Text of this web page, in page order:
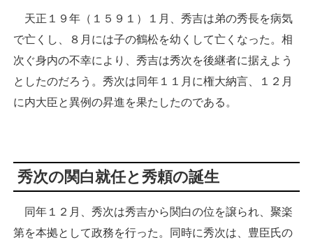
天正１９年（１５９１）１月、秀吉は弟の秀長を病気
で亡くし、８月には子の鶴松を幼くして亡くなった。相
次ぐ身内の不幸により、秀吉は秀次を後継者に据えよう
としたのだろう。秀次は同年１１月に権大納言、１２月
に内大臣と異例の昇進を果たしたのである。
秀次の関白就任と秀頼の誕生
同年１２月、秀次は秀吉から関白の位を譲られ、聚楽
第を本拠として政務を行った。同時に秀次は、豊臣氏の